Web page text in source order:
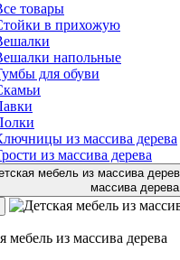
товары
в прихожую
напольные
для обуви
из массива дерева
из массива дерева
массива дерева
мебель из массива дерева